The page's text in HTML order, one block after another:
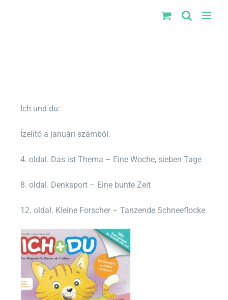
Ich und du:
Ízelítő a januári számból:
4. oldal. Das ist Thema – Eine Woche, sieben Tage
8. oldal. Denksport – Eine bunte Zeit
12. oldal. Kleine Forscher – Tanzende Schneeflocke